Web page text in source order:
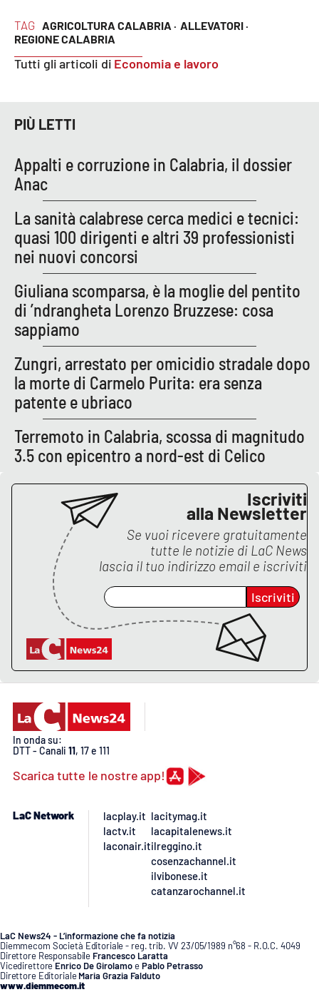
PROGETTI
SPECIALI
Buona Sanità Calabria
LA
CALABRIAVISIONE
Destinazioni
Eventi
Food
Storie
LAC
NETWORK
Lacplay.it
Lactv.it
Laconair.it
Lacitymag.it
Lacapitalenews.it
Ilreggino.it
Cosenzachannel.it
Ilvibonese.it
Catanzarochannel.it
APP
Android
Apple
TAG AGRICOLTURA CALABRIA · ALLEVATORI ·
REGIONE CALABRIA
Tutti gli articoli di Economia e lavoro
PIÙ LETTI
Appalti e corruzione in Calabria, il dossier
Anac
La sanità calabrese cerca medici e tecnici:
quasi 100 dirigenti e altri 39 professionisti
nei nuovi concorsi
Giuliana scomparsa, è la moglie del pentito
di ’ndrangheta Lorenzo Bruzzese: cosa
sappiamo
Zungri, arrestato per omicidio stradale dopo
la morte di Carmelo Purita: era senza
patente e ubriaco
Terremoto in Calabria, scossa di magnitudo
3.5 con epicentro a nord-est di Celico
Iscriviti
alla Newsletter
Se vuoi ricevere gratuitamente
tutte le notizie di LaC News
lascia il tuo indirizzo email e iscriviti
Iscriviti
In onda su:
DTT - Canali 11, 17 e 111
Scarica tutte le nostre app!
LaC Network
lacplay.it
lactv.it
laconair.it
lacitymag.it
lacapitalenews.it
ilreggino.it
cosenzachannel.it
ilvibonese.it
catanzarochannel.it
LaC News24 - L’informazione che fa notizia
Diemmecom Società Editoriale - reg. trib. VV 23/05/1989 n°68 - R.O.C. 4049
Direttore Responsabile Francesco Laratta
Vicedirettore Enrico De GirolamoePablo Petrasso
Direttore Editoriale Maria Grazia Falduto
www.diemmecom.it